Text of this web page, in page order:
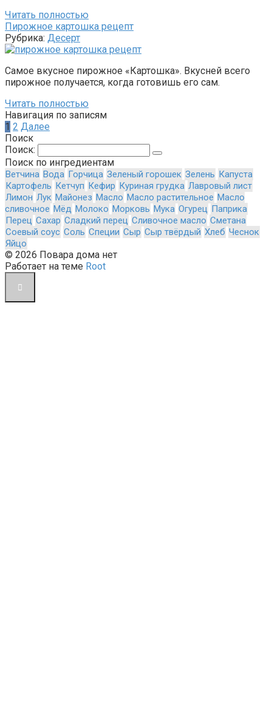
Читать полностью
Пирожное картошка рецепт
Рубрика: Десерт
Самое вкусное пирожное «Картошка». Вкусней всего
пирожное получается, когда готовишь его сам.
Читать полностью
Навигация по записям
1 2 Далее
Поиск
Поиск:
Поиск по ингредиентам
Ветчина Вода Горчица Зеленый горошек Зелень Капуста
Картофель Кетчуп Кефир Куриная грудка Лавровый лист
Лимон Лук Майонез Масло Масло растительное Масло
сливочное Мёд Молоко Морковь Мука Огурец Паприка
Перец Сахар Сладкий перец Сливочное масло Сметана
Соевый соус Соль Специи Сыр Сыр твёрдый Хлеб Чеснок
Яйцо
© 2026 Повара дома нет
Работает на теме Root